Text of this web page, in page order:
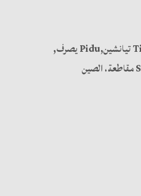
610097, رقم 88 TianChen تيانشين,Pidu يصرف,